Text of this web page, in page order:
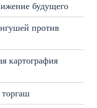
будущего
против
картография